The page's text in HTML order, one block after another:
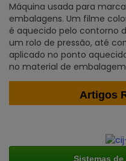
Máquina usada para
embalagens. Um filme
é aquecido pelo contorno
um rolo de pressão, até
aplicado no ponto
no material de
Artigos
Sistemas